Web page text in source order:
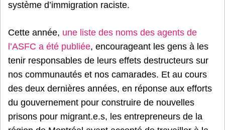
système d’immigration raciste.
Cette année, une liste des noms des agents de
l’ASFC a été publiée, encourageant les gens à les
tenir responsables de leurs effets destructeurs sur
nos communautés et nos camarades. Et au cours
des deux dernières années, en réponse aux efforts
du gouvernement pour construire de nouvelles
prisons pour migrant.e.s, les entrepreneurs de la